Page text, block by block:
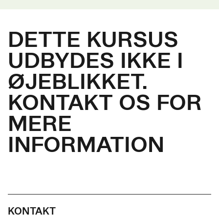
DETTE KURSUS
UDBYDES IKKE I
ØJEBLIKKET.
KONTAKT OS FOR
MERE
INFORMATION
KONTAKT